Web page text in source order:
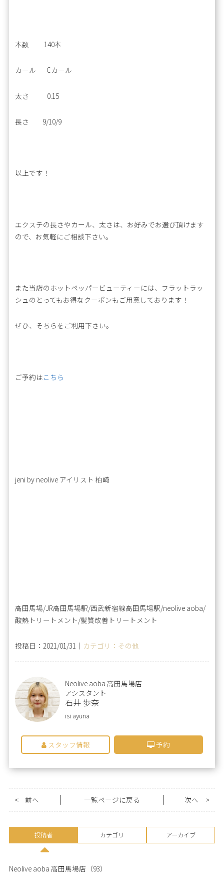
本数 140本
カール Cカール
太さ 0.15
長さ 9/10/9
以上です！
エクステの長さやカール、太さは、お好みでお選び頂けます
ので、お気軽にご相談下さい。
また当店のホットペッパービューティーには、フラットラッ
シュのとってもお得なクーポンもご用意しております！
ぜひ、そちらをご利用下さい。
ご予約はこちら
jeni by neolive アイリスト 柏崎
高田馬場/JR高田馬場駅/西武新宿線高田馬場駅/neolive aoba/
酸熱トリートメント/髪質改善トリートメント
投稿日：2021/01/31｜ カテゴリ：その他
Neolive aoba 高田馬場店
アシスタント
石井 歩奈
isi ayuna
スタッフ情報 予約
< 前へ 一覧ページに戻る >
次へ
投稿者 カテゴリ アーカイブ
Neolive aoba 高田馬場店 （93）